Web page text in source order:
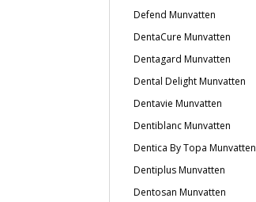
Defend Munvatten
DentaCure Munvatten
Dentagard Munvatten
Dental Delight Munvatten
Dentavie Munvatten
Dentiblanc Munvatten
Dentica By Topa Munvatten
Dentiplus Munvatten
Dentosan Munvatten